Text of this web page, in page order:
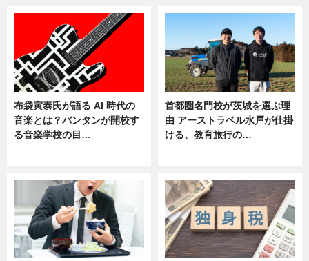
布袋寅泰氏が語る AI 時代の
音楽とは？バンタンが開校す
る音楽学校の目…
首都圏名門校が茨城を選ぶ理
由 アーストラベル水戸が仕掛
ける、教育旅行の…